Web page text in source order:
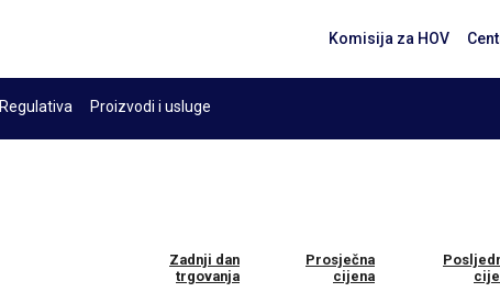
Komisija za HOV
Regulativa Proizvodi i usluge
Zadnji dan
trgovanja
Prosječna
cijena